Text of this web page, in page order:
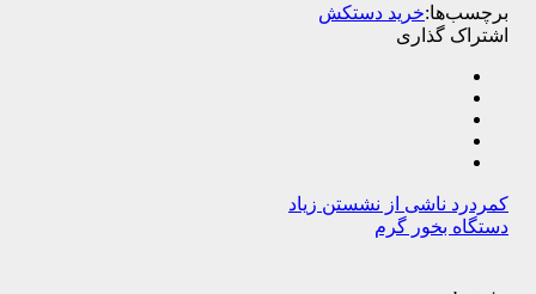
برچسب‌ها:خرید دستکش
اشتراک گذاری
کمردرد ناشی از نشستن زیاد
دستگاه بخور گرم